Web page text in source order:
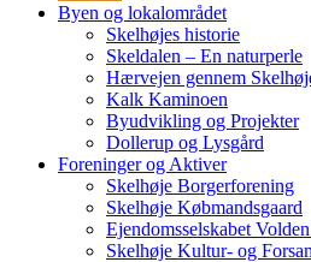
Byen og lokalområdet
Skelhøjes historie
Skeldalen – En naturperle
Hærvejen gennem
Kalk Kaminoen
Byudvikling og Projekter
Dollerup og Lysgård
Foreninger og Aktiver
Skelhøje Borgerforening
Skelhøje Købmandsgaard
Ejendomsselskabet
Skelhøje Kultur- og